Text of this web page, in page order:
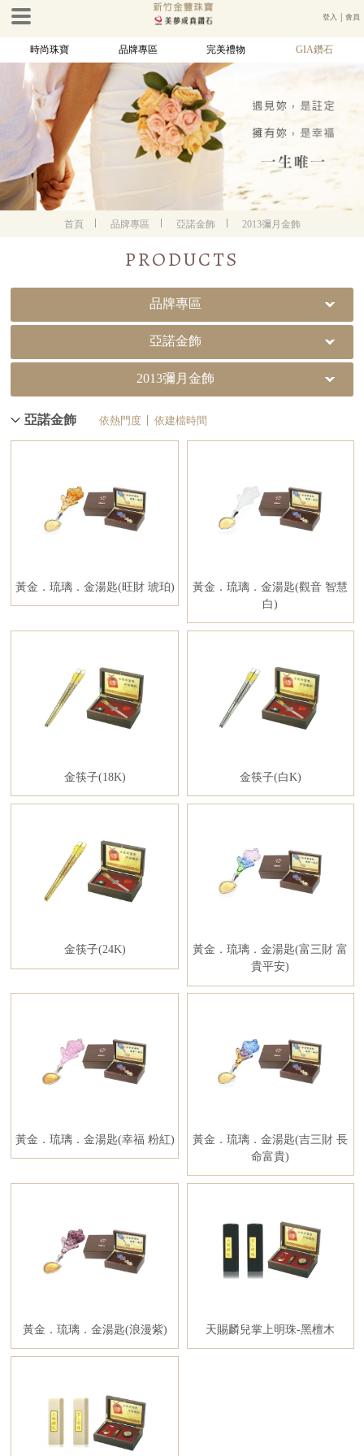
登入 │會員
時尚珠寶 品牌專區 完美禮物 GIA鑽石
首頁 品牌專區 亞諾金飾 2013彌月金飾
PRODUCTS
品牌專區
亞諾金飾
2013彌月金飾
亞諾金飾 依熱門度 依建檔時間
黃金．琉璃．金湯匙(旺財 琥珀)
黃金．琉璃．金湯匙(觀音 智慧
白)
金筷子(18K) 金筷子(白K)
金筷子(24K)
黃金．琉璃．金湯匙(富三財 富
貴平安)
黃金．琉璃．金湯匙(幸福 粉紅)
黃金．琉璃．金湯匙(吉三財 長
命富貴)
黃金．琉璃．金湯匙(浪漫紫) 天賜麟兒掌上明珠-黑檀木